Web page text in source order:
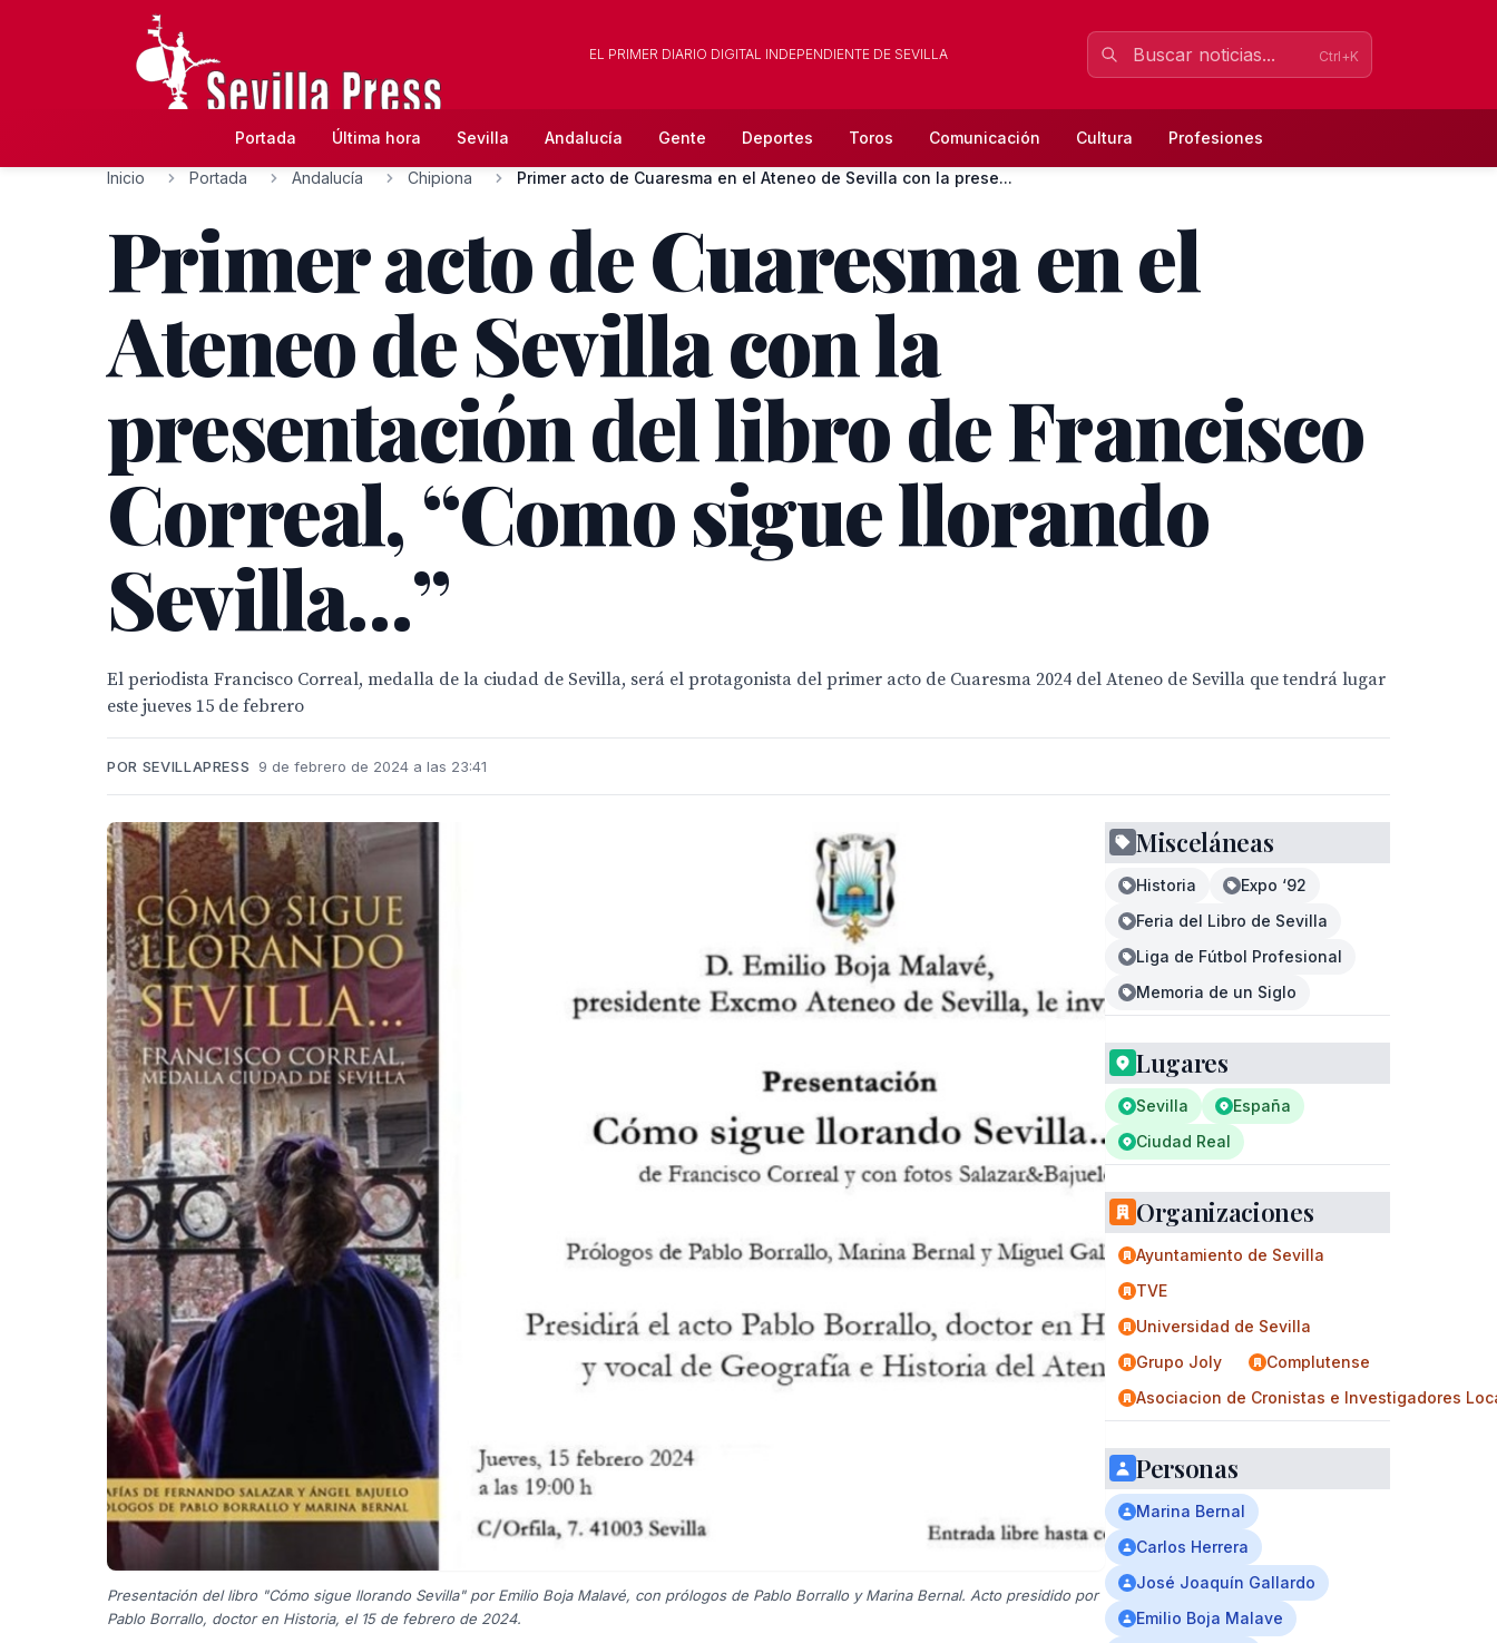
EL PRIMER DIARIO DIGITAL INDEPENDIENTE DE SEVILLA Ctrl+K
Portada Última hora Sevilla Andalucía Gente Deportes Toros Comunicación Cultura Profesiones
Inicio Portada Andalucía Chipiona Primer acto de Cuaresma en el Ateneo de Sevilla con la prese...
Primer acto de Cuaresma en el
Ateneo de Sevilla con la
presentación del libro de Francisco
Correal, “Como sigue llorando
Sevilla…”
El periodista Francisco Correal, medalla de la ciudad de Sevilla, será el protagonista del primer acto de Cuaresma 2024 del Ateneo de Sevilla que tendrá lugar
este jueves 15 de febrero
POR SEVILLAPRESS 9 de febrero de 2024 a las 23:41
Presentación del libro "Cómo sigue llorando Sevilla" por Emilio Boja Malavé, con prólogos de Pablo Borrallo y Marina Bernal. Acto presidido por
Pablo Borrallo, doctor en Historia, el 15 de febrero de 2024.
Misceláneas
Historia
Expo ‘92
Feria del Libro de Sevilla
Liga de Fútbol Profesional
Memoria de un Siglo
Lugares
Sevilla
España
Ciudad Real
Organizaciones
Ayuntamiento de Sevilla
TVE
Universidad de Sevilla
Grupo Joly
Complutense
Asociacion de Cronistas e Investigadores
Personas
Marina Bernal
Carlos Herrera
José Joaquín Gallardo
Emilio Boja Malave